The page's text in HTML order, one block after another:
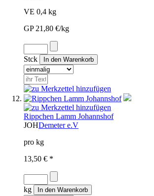
VE 0,4 kg
GP 21,80 €/kg
Stck
Rippchen Lamm Johannshof
JOHDemeter e.V
pro kg
13,50 € *
kg